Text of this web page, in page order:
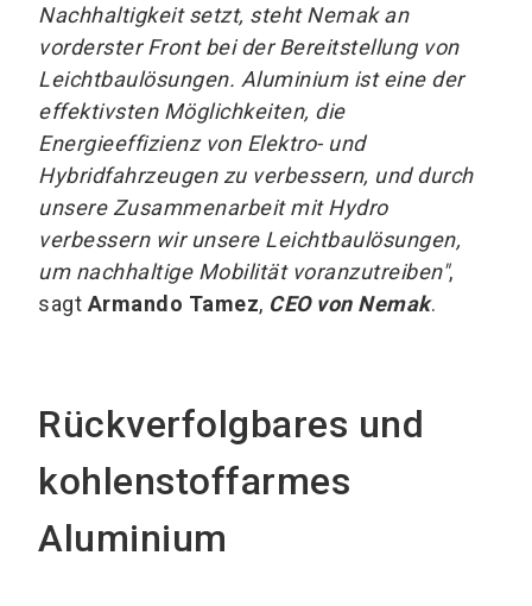
Nachhaltigkeit setzt, steht Nemak an
vorderster Front bei der Bereitstellung von
Leichtbaulösungen. Aluminium ist eine der
effektivsten Möglichkeiten, die
Energieeffizienz von Elektro- und
Hybridfahrzeugen zu verbessern, und durch
unsere Zusammenarbeit mit Hydro
verbessern wir unsere Leichtbaulösungen,
um nachhaltige Mobilität voranzutreiben",
sagt Armando Tamez, CEO von Nemak.
Rückverfolgbares und
kohlenstoffarmes
Aluminium